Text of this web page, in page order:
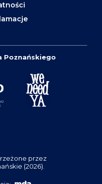
Poznańskiego
przez
(2026).